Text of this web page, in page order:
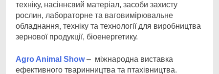
техніку, насіннєвий матеріал, засоби захисту
рослин, лабораторне та ваговимірювальне
обладнання, техніку та технології для виробництва
зернової продукції, біоенергетику.
Agro Animal Show– міжнародна виставка
ефективного тваринництва та птахівництва.